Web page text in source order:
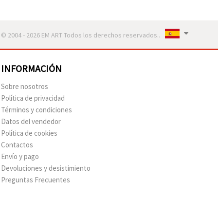
© 2004 - 2026 EM ART Todos los derechos reservados..
INFORMACIÓN
Sobre nosotros
Política de privacidad
Términos y condiciones
Datos del vendedor
Política de cookies
Contactos
Envío y pago
Devoluciones y desistimiento
Preguntas Frecuentes